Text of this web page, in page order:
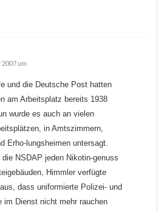
2007 um
und die Deutsche Post hatten
am Arbeitsplatz bereits 1938
wurde es auch an vielen
in Amtszimmern,
Erho-lungsheimen untersagt.
die NSDAP jeden Nikotin-genuss
Himmler verfügte
dass uniformierte Polizei- und
im Dienst nicht mehr rauchen